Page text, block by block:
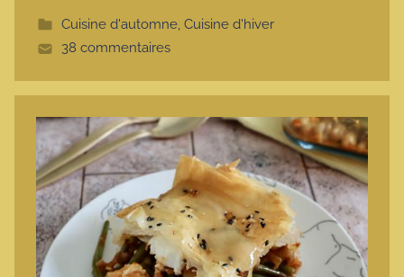
t
Cuisine d'automne, Cuisine d'hiver
38 commentaires